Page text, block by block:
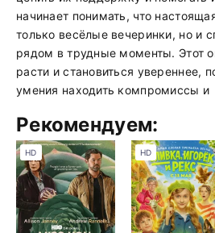
начинает понимать, что
только весёлые вечеринки, но и
рядом в трудные моменты. Этот
расти и становиться увереннее,
умения находить компромиссы и
Рекомендуем:
HD HD